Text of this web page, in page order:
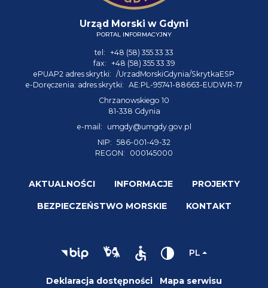
Urząd Morski w Gdyni
PORTAL INFORMACYJNY
tel: +48 (58) 355 33 33
fax: +48 (58) 355 33 39
ePUAP2 adres skrytki: /UrzadMorskiGdynia/SkrytkaESP
e-Doręczenia: adres skrytki: AE:PL-95741-88663-EUDWR-17
Chrzanowskiego 10
81-338 Gdynia
e-mail:
umgdy@umgdy.gov.pl
NIP: 586-001-49-32
REGON:
000145000
AKTUALNOŚCI INFORMACJE PROJEKTY
BEZPIECZEŃSTWO MORSKIE KONTAKT
PL
Deklaracja dostępności Mapa serwisu